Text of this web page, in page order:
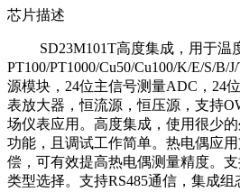
芯片描述
SD23M101T高度集成，用于温
PT100/PT1000/Cu50/Cu100/K/E/S/
源模块，24位主信号测量ADC，24
表放大器，恒流源，恒压源，支持
场仪表应用。高度集成，使用很少
功能，且调试工作简单。热电偶应
偿，可有效提高热电偶测量精度。
类型选择。支持RS485通信，集成组